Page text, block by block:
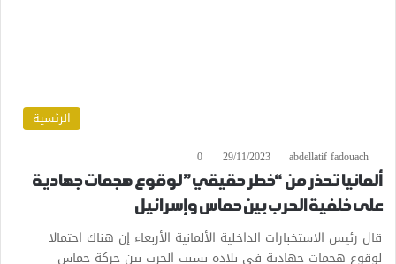
الرئسية
abdellatif fadouach
29/11/2023
0
ألمانيا تحذر من “خطر حقيقي” لوقوع هجمات جهادية
على خلفية الحرب بين حماس وإسرائيل
قال رئيس الاستخبارات الداخلية الألمانية الأربعاء إن هناك احتمالا
لوقوع هجمات جهادية في بلاده بسبب الحرب بين حركة حماس